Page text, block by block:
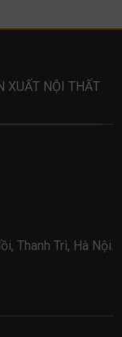
XUẤT NỘI THẤT
Thanh Trì, Hà Nội.